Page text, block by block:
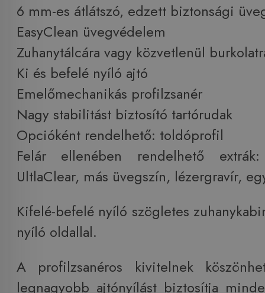
6 mm-es átlátszó, edzett biztonsági
EasyClean üvegvédelem
Zuhanytálcára vagy közvetlenül
Ki és befelé nyíló ajtó
Emelőmechanikás profilzsanér
Nagy stabilitást biztosító tartórudak
Opcióként rendelhető: toldóprofil
Felár ellenében rendelhető extrák:
UltlaClear, más üvegszín, lézergravír,
Kifelé-befelé nyíló szögletes
nyíló oldallal.
A profilzsanéros kivitelnek
legnagyobb ajtónyílást biztosítja